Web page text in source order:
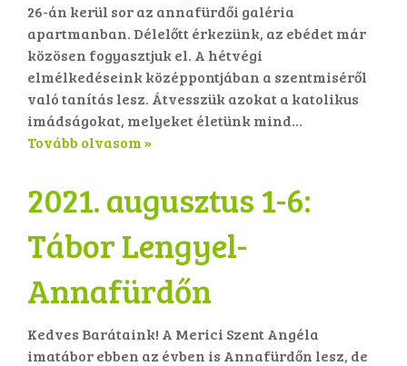
26-án kerül sor az annafürdői galéria
apartmanban. Délelőtt érkezünk, az ebédet már
közösen fogyasztjuk el. A hétvégi
elmélkedéseink középpontjában a szentmiséről
való tanítás lesz. Átvesszük azokat a katolikus
imádságokat, melyeket életünk mind...
Tovább olvasom »
2021. augusztus 1-6:
Tábor Lengyel-
Annafürdőn
Kedves Barátaink! A Merici Szent Angéla
imatábor ebben az évben is Annafürdőn lesz, de